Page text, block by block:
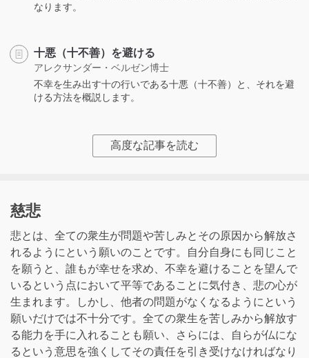
なります。
十悪（十不善）を避ける
アレクサンダー・ベルゼン博士
不幸を生み出す十の行いである十悪（十不善）と、それを避
ける方法を概説します。
高度な記事を読む
慈悲
悲とは、全ての衆生が問題や苦しみとその原因から解放さ
れるようにという願いのことです。自分自身にも同じこと
を願うと、誰もが幸せを求め、不幸を避けることを望んで
いるという点において平等であることに気付き、悲の心が
生まれます。しかし、他者の問題がなくなるようにという
願いだけでは不十分です。全ての衆生を苦しみから解放す
る能力を手に入れることも願い、さらには、自らが仏にな
るという意思を強くしてその責任を引き受けなければなり